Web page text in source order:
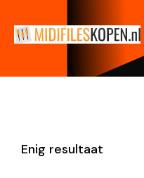
Enig resultaat